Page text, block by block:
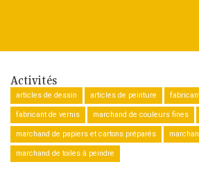
Activités
articles de dessin articles de peinture
fabricant de vernis marchand de couleurs fines
marchand de papiers et cartons préparés
marchand de toiles à peindre